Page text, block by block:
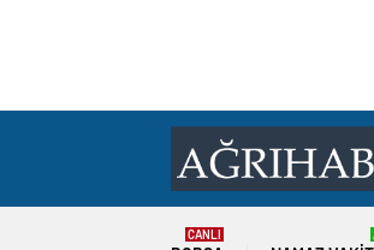
CANLI